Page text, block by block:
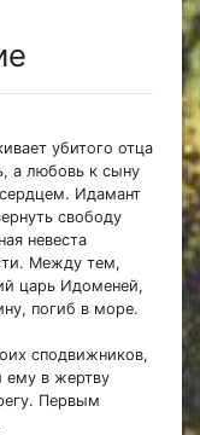
убитого отца
а любовь к сыну
Идамант
свободу
невеста
Между тем,
царь Идоменей,
погиб в море.
сподвижников,
ему в жертву
Первым